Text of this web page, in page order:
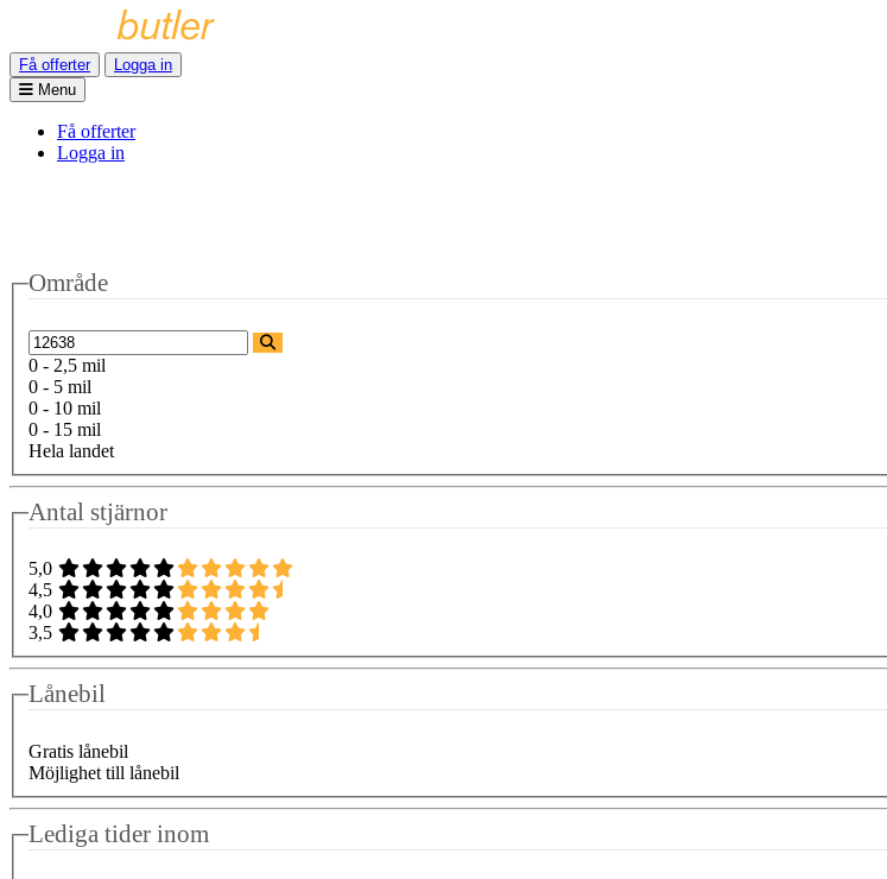
Få offerter
Logga in
Menu
Få offerter
Logga in
Område
0 - 2,5 mil
0 - 5 mil
0 - 10 mil
0 - 15 mil
Hela landet
Antal stjärnor
5,0
4,5
4,0
3,5
Lånebil
Gratis lånebil
Möjlighet till lånebil
Lediga tider inom